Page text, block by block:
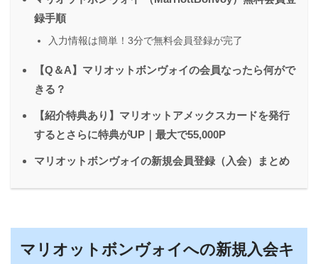
録手順
入力情報は簡単！3分で無料会員登録が完了
【Q＆A】マリオットボンヴォイの会員なったら何がで
きる？
【紹介特典あり】マリオットアメックスカードを発行
するとさらに特典がUP｜最大で55,000P
マリオットボンヴォイの新規会員登録（入会）まとめ
マリオットボンヴォイへの新規入会キ